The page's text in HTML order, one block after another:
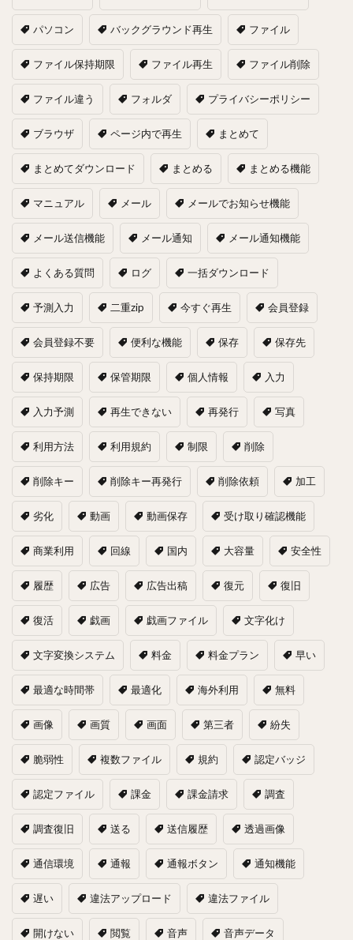
パソコン バックグラウンド再生 ファイル
ファイル保持期限 ファイル再生 ファイル削除
ファイル違う フォルダ プライバシーポリシー
ブラウザ ページ内で再生 まとめて
まとめてダウンロード まとめる まとめる機能
マニュアル メール メールでお知らせ機能
メール送信機能 メール通知 メール通知機能
よくある質問 ログ 一括ダウンロード
予測入力 二重zip 今すぐ再生 会員登録
会員登録不要 便利な機能 保存 保存先
保持期限 保管期限 個人情報 入力
入力予測 再生できない 再発行 写真
利用方法 利用規約 制限 削除
削除キー 削除キー再発行 削除依頼 加工
劣化 動画 動画保存 受け取り確認機能
商業利用 回線 国内 大容量 安全性
履歴 広告 広告出稿 復元 復旧
復活 戯画 戯画ファイル 文字化け
文字変換システム 料金 料金プラン 早い
最適な時間帯 最適化 海外利用 無料
画像 画質 画面 第三者 紛失
脆弱性 複数ファイル 規約 認定バッジ
認定ファイル 課金 課金請求 調査
調査復旧 送る 送信履歴 透過画像
通信環境 通報 通報ボタン 通知機能
遅い 違法アップロード 違法ファイル
開けない 閲覧 音声 音声データ